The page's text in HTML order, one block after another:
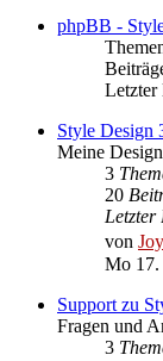
phpBB -
Letzter
Style Design
Meine
3
20
Letzter
von
Mo 17.
Support zu
Fragen und
3